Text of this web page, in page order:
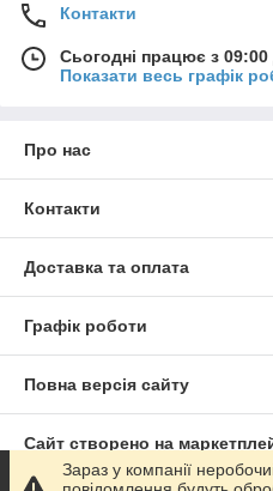
Контакти
Сьогодні працює з
Показати весь графік
Про нас
Контакти
Доставка та оплата
Графік роботи
Повна версія сайту
Сайт створено на
Зараз у компанії